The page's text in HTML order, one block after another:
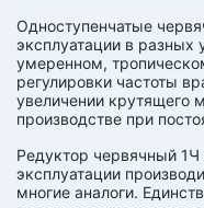
Одноступенчатые
эксплуатации в разных
умеренном,
регулировки частоты
увеличении крутящего
производстве при
Редуктор червячный 1Ч
эксплуатации
многие аналоги.